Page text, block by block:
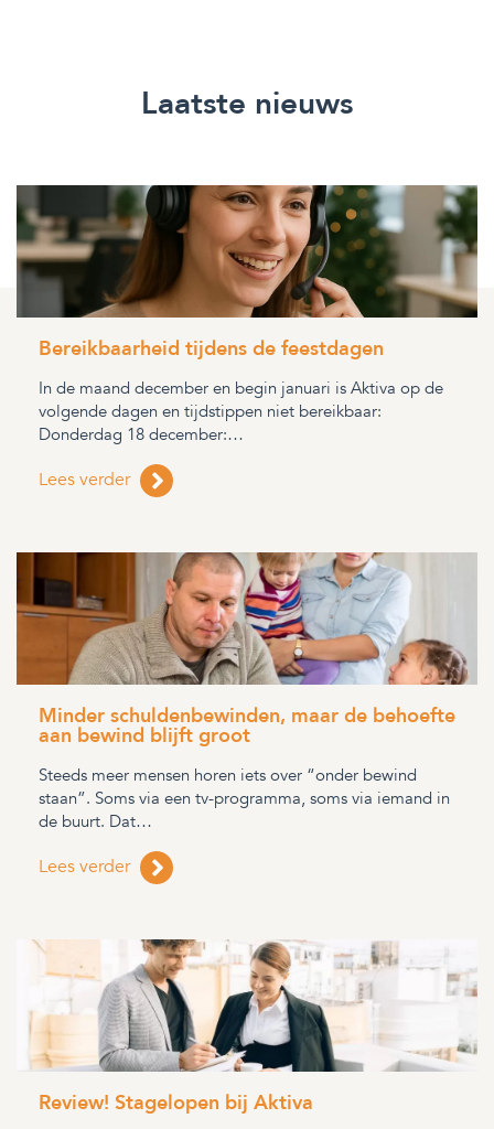
Laatste nieuws
Bereikbaarheid tijdens de feestdagen
In de maand december en begin januari is Aktiva op de
volgende dagen en tijdstippen niet bereikbaar:
Donderdag 18 december:…
Lees verder
Minder schuldenbewinden, maar de behoefte
aan bewind blijft groot
Steeds meer mensen horen iets over “onder bewind
staan”. Soms via een tv-programma, soms via iemand in
de buurt. Dat…
Lees verder
Review! Stagelopen bij Aktiva